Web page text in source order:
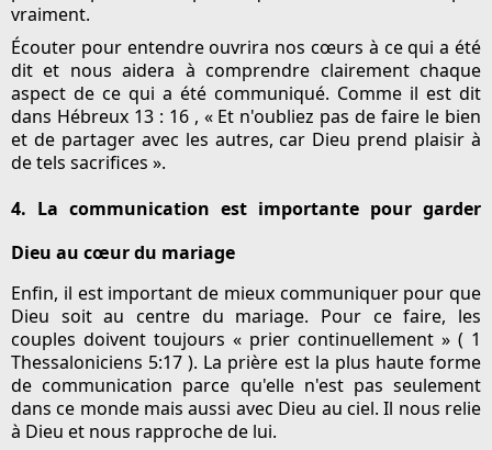
vraiment.
Écouter pour entendre ouvrira nos cœurs à ce qui a été
dit et nous aidera à comprendre clairement chaque
aspect de ce qui a été communiqué. Comme il est dit
dans Hébreux 13 : 16 , « Et n'oubliez pas de faire le bien
et de partager avec les autres, car Dieu prend plaisir à
de tels sacrifices ».
4. La communication est importante pour garder
Dieu au cœur du mariage
Enfin, il est important de mieux communiquer pour que
Dieu soit au centre du mariage. Pour ce faire, les
couples doivent toujours « prier continuellement » ( 1
Thessaloniciens 5:17 ). La prière est la plus haute forme
de communication parce qu'elle n'est pas seulement
dans ce monde mais aussi avec Dieu au ciel. Il nous relie
à Dieu et nous rapproche de lui.